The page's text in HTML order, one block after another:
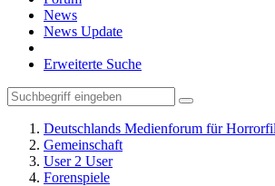
News
News Update
Erweiterte Suche
Deutschlands Medienforum für
Gemeinschaft
User 2 User
Forenspiele